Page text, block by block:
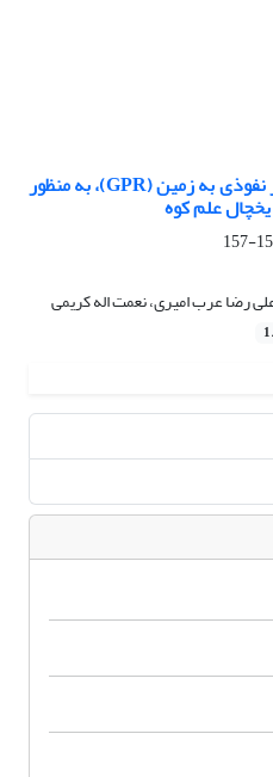
پردازش و تفسیر دادهـهای رادار نفوذی به زمین (GPR)، به منظور
علم کوه
رضا عرب امیری، نعمت اله کریمی